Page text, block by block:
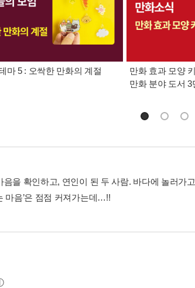
마 5 : 오싹한 만화의 계절
만화 효과 모양
만화 분야 도서
음을 확인하고, 연인이 된 두 사람. 바다에 놀러가
마음’은 점점 커져가는데…!!